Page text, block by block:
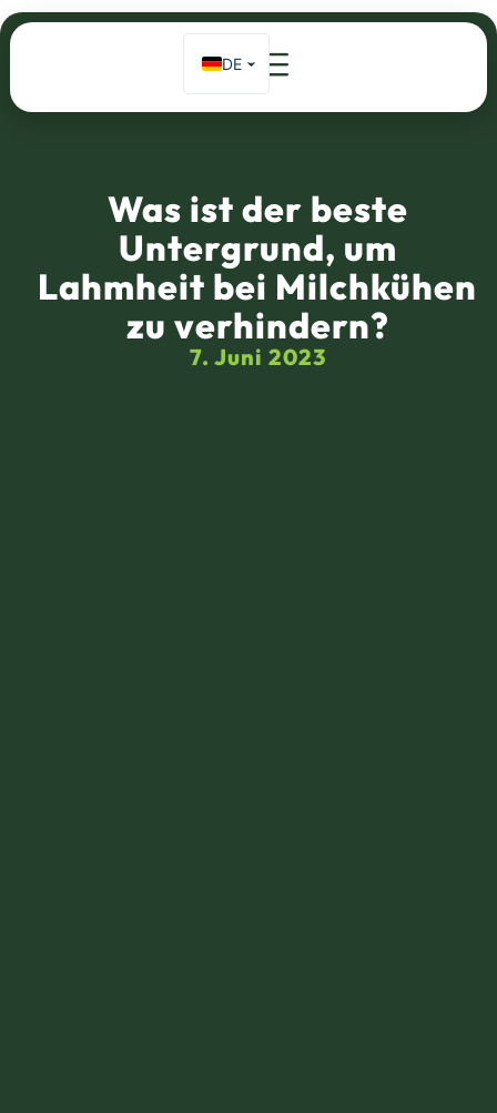
DE
EN
Startseite»Was ist die beste Oberfläche, um Lahmheit bei
Was ist der beste
Untergrund, um
Lahmheit bei Milchkühen
zu verhindern?
7. Juni 2023